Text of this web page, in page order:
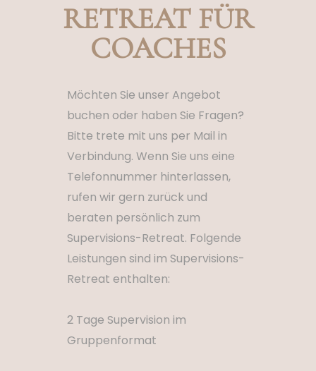
RETREAT FÜR
COACHES
Möchten Sie unser Angebot
buchen oder haben Sie Fragen?
Bitte trete mit uns per Mail in
Verbindung. Wenn Sie uns eine
Telefonnummer hinterlassen,
rufen wir gern zurück und
beraten persönlich zum
Supervisions-Retreat. Folgende
Leistungen sind im Supervisions-
Retreat enthalten:
2 Tage Supervision im
Gruppenformat